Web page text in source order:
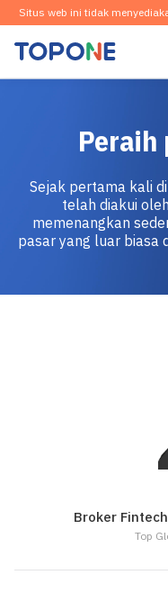
Situs web ini tidak
Komunitas
Analisis &
Peraih
Sejak pertama kali
telah diakui
memenangkan
pasar yang luar biasa
Broker
Top